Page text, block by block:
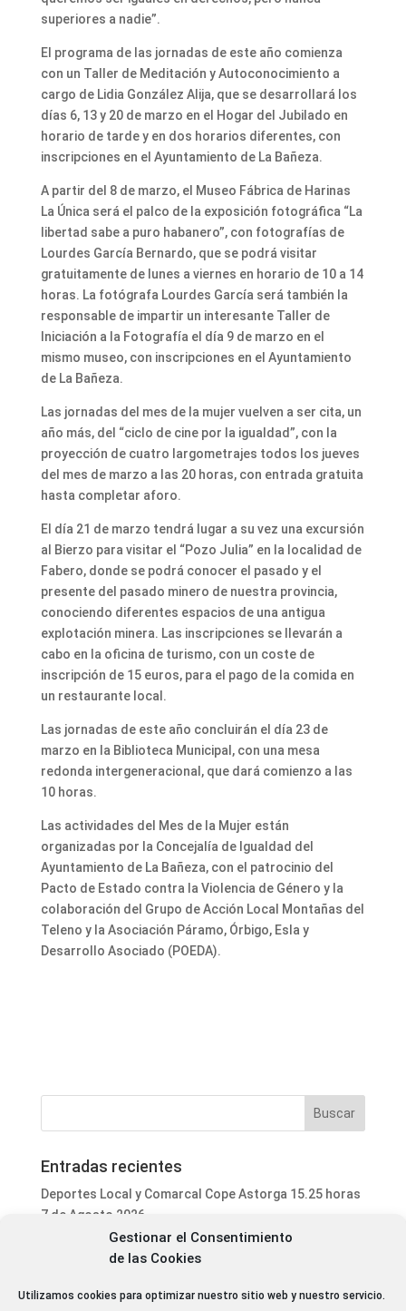
Gestionar el Consentimiento
de las Cookies
Utilizamos cookies para optimizar nuestro sitio web y nuestro servicio.
superiores a nadie”.
El programa de las jornadas de este año comienza
con un Taller de Meditación y Autoconocimiento a
cargo de Lidia González Alija, que se desarrollará los
días 6, 13 y 20 de marzo en el Hogar del Jubilado en
horario de tarde y en dos horarios diferentes, con
inscripciones en el Ayuntamiento de La Bañeza.
A partir del 8 de marzo, el Museo Fábrica de Harinas
La Única será el palco de la exposición fotográfica “La
libertad sabe a puro habanero”, con fotografías de
Lourdes García Bernardo, que se podrá visitar
gratuitamente de lunes a viernes en horario de 10 a 14
horas. La fotógrafa Lourdes García será también la
responsable de impartir un interesante Taller de
Iniciación a la Fotografía el día 9 de marzo en el
mismo museo, con inscripciones en el Ayuntamiento
de La Bañeza.
Las jornadas del mes de la mujer vuelven a ser cita, un
año más, del “ciclo de cine por la igualdad”, con la
proyección de cuatro largometrajes todos los jueves
del mes de marzo a las 20 horas, con entrada gratuita
hasta completar aforo.
El día 21 de marzo tendrá lugar a su vez una excursión
al Bierzo para visitar el “Pozo Julia” en la localidad de
Fabero, donde se podrá conocer el pasado y el
presente del pasado minero de nuestra provincia,
conociendo diferentes espacios de una antigua
explotación minera. Las inscripciones se llevarán a
cabo en la oficina de turismo, con un coste de
inscripción de 15 euros, para el pago de la comida en
un restaurante local.
Las jornadas de este año concluirán el día 23 de
marzo en la Biblioteca Municipal, con una mesa
redonda intergeneracional, que dará comienzo a las
10 horas.
Las actividades del Mes de la Mujer están
organizadas por la Concejalía de Igualdad del
Ayuntamiento de La Bañeza, con el patrocinio del
Pacto de Estado contra la Violencia de Género y la
colaboración del Grupo de Acción Local Montañas del
Teleno y la Asociación Páramo, Órbigo, Esla y
Desarrollo Asociado (POEDA).
Entradas recientes
Deportes Local y Comarcal Cope Astorga 15.25 horas
7 de Agosto 2026
Informativo Mediodía Cope Astorga 14.20 horas 7 de
Agosto 2026
San Justo de la Vega acoge este fin de semana un